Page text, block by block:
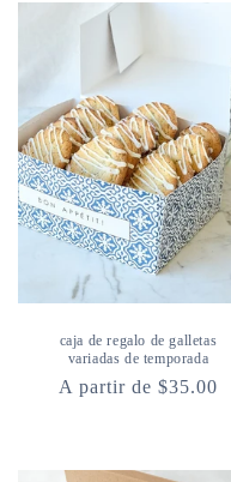
caja de regalo de galletas
variadas de temporada
Precio
A partir de $35.00